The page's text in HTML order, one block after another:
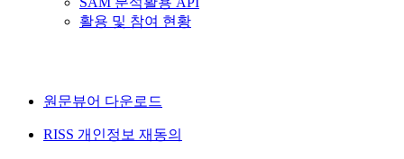
활용 및 참여 현황
원문뷰어 다운로드
RISS 개인정보 재동의